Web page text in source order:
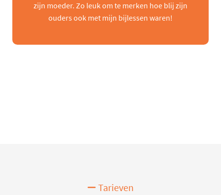
zijn moeder. Zo leuk om te merken hoe blij zijn
ouders ook met mijn bijlessen waren!
Tarieven